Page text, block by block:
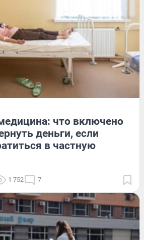
что включено
деньги, если
в частную
1 752 7